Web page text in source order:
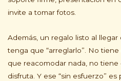
invite a tomar fotos.
Además, un regalo listo al
tenga que “arreglarlo”. No
que reacomodar nada, no tiene
disfruta. Y ese “sin esfuerzo”